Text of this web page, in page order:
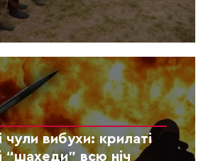
чули вибухи: крилаті
“шахеди” всю ніч